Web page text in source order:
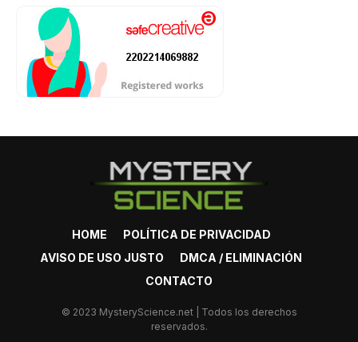
HOME
POLÍTICA DE PRIVACIDAD
AVISO DE USO JUSTO
DMCA / ELIMINACIÓN
CONTACTO
© 2023 MysteryScience.net | Todos los derechos
reservados.